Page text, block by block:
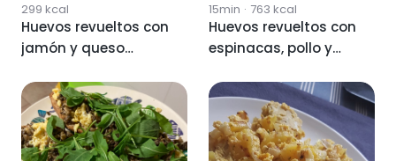
299 kcal
Huevos revueltos con
jamón y queso
15min · 763 kcal
Huevos revueltos con
espinacas, pollo y